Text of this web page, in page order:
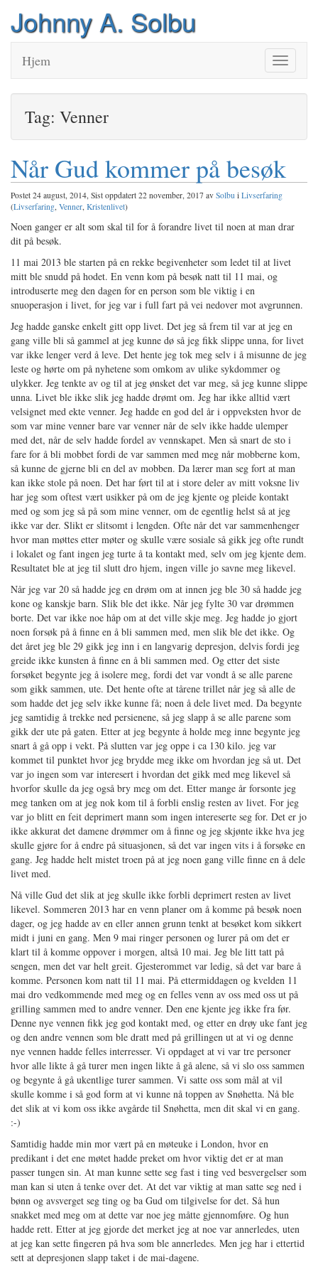
Johnny A. Solbu
Veksle
Hjem
Tag: Venner
Når Gud kommer på besøk
Postet 24 august, 2014, Sist oppdatert 22 november, 2017 av Solbu i Livserfaring
(Livserfaring, Venner, Kristenlivet)
Noen ganger er alt som skal til for å forandre livet til noen at man drar
dit på besøk.
11 mai 2013 ble starten på en rekke begivenheter som ledet til at livet
mitt ble snudd på hodet. En venn kom på besøk natt til 11 mai, og
introduserte meg den dagen for en person som ble viktig i en
snuoperasjon i livet, for jeg var i full fart på vei nedover mot avgrunnen.
Jeg hadde ganske enkelt gitt opp livet. Det jeg så frem til var at jeg en
gang ville bli så gammel at jeg kunne dø så jeg fikk slippe unna, for livet
var ikke lenger verd å leve. Det hente jeg tok meg selv i å misunne de jeg
leste og hørte om på nyhetene som omkom av ulike sykdommer og
ulykker. Jeg tenkte av og til at jeg ønsket det var meg, så jeg kunne slippe
unna. Livet ble ikke slik jeg hadde drømt om. Jeg har ikke alltid vært
velsignet med ekte venner. Jeg hadde en god del år i oppveksten hvor de
som var mine venner bare var venner når de selv ikke hadde ulemper
med det, når de selv hadde fordel av vennskapet. Men så snart de sto i
fare for å bli mobbet fordi de var sammen med meg når mobberne kom,
så kunne de gjerne bli en del av mobben. Da lærer man seg fort at man
kan ikke stole på noen. Det har ført til at i store deler av mitt voksne liv
har jeg som oftest vært usikker på om de jeg kjente og pleide kontakt
med og som jeg så på som mine venner, om de egentlig helst så at jeg
ikke var der. Slikt er slitsomt i lengden. Ofte når det var sammenhenger
hvor man møttes etter møter og skulle være sosiale så gikk jeg ofte rundt
i lokalet og fant ingen jeg turte å ta kontakt med, selv om jeg kjente dem.
Resultatet ble at jeg til slutt dro hjem, ingen ville jo savne meg likevel.
Når jeg var 20 så hadde jeg en drøm om at innen jeg ble 30 så hadde jeg
kone og kanskje barn. Slik ble det ikke. Når jeg fylte 30 var drømmen
borte. Det var ikke noe håp om at det ville skje meg. Jeg hadde jo gjort
noen forsøk på å finne en å bli sammen med, men slik ble det ikke. Og
det året jeg ble 29 gikk jeg inn i en langvarig depresjon, delvis fordi jeg
greide ikke kunsten å finne en å bli sammen med. Og etter det siste
forsøket begynte jeg å isolere meg, fordi det var vondt å se alle parene
som gikk sammen, ute. Det hente ofte at tårene trillet når jeg så alle de
som hadde det jeg selv ikke kunne få; noen å dele livet med. Da begynte
jeg samtidig å trekke ned persienene, så jeg slapp å se alle parene som
gikk der ute på gaten. Etter at jeg begynte å holde meg inne begynte jeg
snart å gå opp i vekt. På slutten var jeg oppe i ca 130 kilo. jeg var
kommet til punktet hvor jeg brydde meg ikke om hvordan jeg så ut. Det
var jo ingen som var interesert i hvordan det gikk med meg likevel så
hvorfor skulle da jeg også bry meg om det. Etter mange år forsonte jeg
meg tanken om at jeg nok kom til å forbli enslig resten av livet. For jeg
var jo blitt en feit deprimert mann som ingen intereserte seg for. Det er jo
ikke akkurat det damene drømmer om å finne og jeg skjønte ikke hva jeg
skulle gjøre for å endre på situasjonen, så det var ingen vits i å forsøke en
gang. Jeg hadde helt mistet troen på at jeg noen gang ville finne en å dele
livet med.
Nå ville Gud det slik at jeg skulle ikke forbli deprimert resten av livet
likevel. Sommeren 2013 har en venn planer om å komme på besøk noen
dager, og jeg hadde av en eller annen grunn tenkt at besøket kom sikkert
midt i juni en gang. Men 9 mai ringer personen og lurer på om det er
klart til å komme oppover i morgen, altså 10 mai. Jeg ble litt tatt på
sengen, men det var helt greit. Gjesterommet var ledig, så det var bare å
komme. Personen kom natt til 11 mai. På ettermiddagen og kvelden 11
mai dro vedkommende med meg og en felles venn av oss med oss ut på
grilling sammen med to andre venner. Den ene kjente jeg ikke fra før.
Denne nye vennen fikk jeg god kontakt med, og etter en drøy uke fant jeg
og den andre vennen som ble dratt med på grillingen ut at vi og denne
nye vennen hadde felles interresser. Vi oppdaget at vi var tre personer
hvor alle likte å gå turer men ingen likte å gå alene, så vi slo oss sammen
og begynte å gå ukentlige turer sammen. Vi satte oss som mål at vil
skulle komme i så god form at vi kunne nå toppen av Snøhetta. Nå ble
det slik at vi kom oss ikke avgårde til Snøhetta, men dit skal vi en gang.
:-)
Samtidig hadde min mor vært på en møteuke i London, hvor en
predikant i det ene møtet hadde preket om hvor viktig det er at man
passer tungen sin. At man kunne sette seg fast i ting ved besvergelser som
man kan si uten å tenke over det. At det var viktig at man satte seg ned i
bønn og avsverget seg ting og ba Gud om tilgivelse for det. Så hun
snakket med meg om at dette var noe jeg måtte gjennomføre. Og hun
hadde rett. Etter at jeg gjorde det merket jeg at noe var annerledes, uten
at jeg kan sette fingeren på hva som ble annerledes. Men jeg har i ettertid
sett at depresjonen slapp taket i de mai-dagene.